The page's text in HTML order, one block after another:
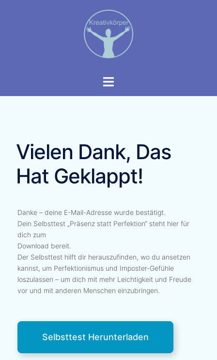
Vielen Dank, Das
Hat Geklappt!
Danke – deine E-Mail-Adresse wurde bestätigt.
Dein Selbsttest „Präsenz statt Perfektion“ steht hier für
dich zum
Download bereit.
Der Selbsttest hilft dir herauszufinden, wo du ansetzen
kannst, um Perfektionismus und Imposter-Gefühle
loszulassen – um dich mit mehr Leichtigkeit und Freude
vor und mit anderen Menschen einzubringen.
Selbsttest Herunterladen